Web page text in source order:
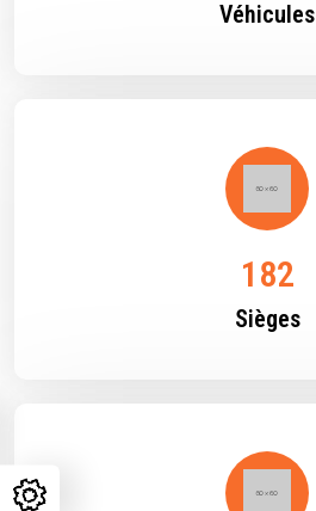
Véhicules
385
Sièges